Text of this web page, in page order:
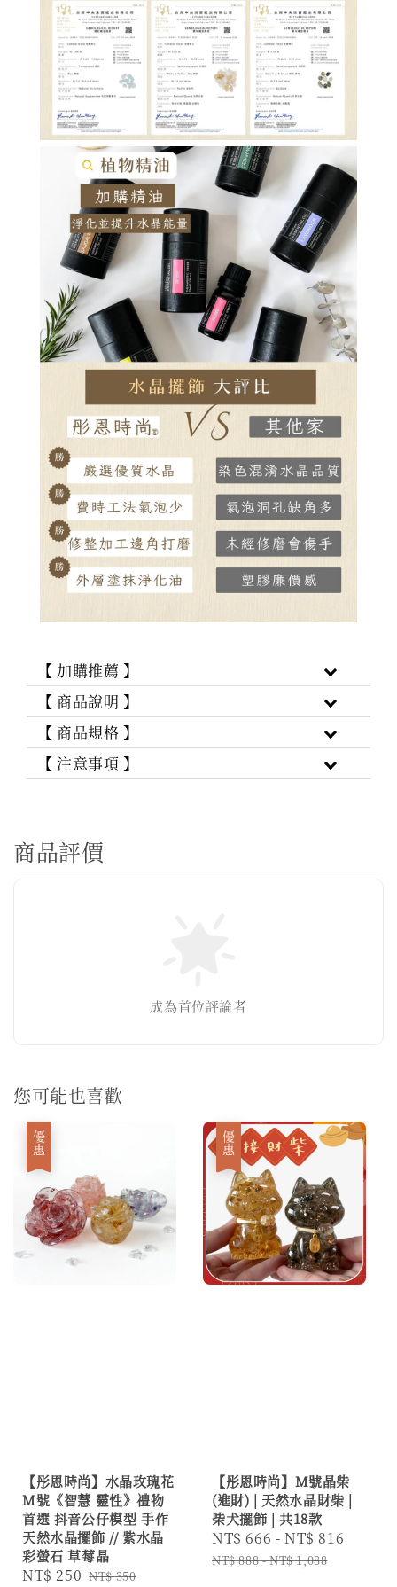
【 加購推薦 】
【 商品說明 】
【 商品規格 】
【 注意事項 】
商品評價
成為首位評論者
您可能也喜歡
優惠
【彤恩時尚】水晶玫瑰花
M號《智慧 靈性》禮物
首選 抖音公仔模型 手作
天然水晶擺飾 // 紫水晶
彩螢石 草莓晶
Sale
NT$ 250 Regular
NT$ 350
優惠
【彤恩時尚】M號晶柴
(進財) | 天然水晶財柴 |
柴犬擺飾 | 共18款
Sale
price
NT$ 666 -NT$ 816
NT$ 888-NT$ 1,088